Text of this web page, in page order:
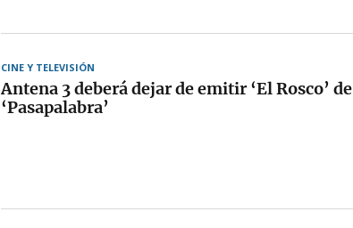
CINE Y TELEVISIÓN
Antena 3 deberá dejar de emitir ‘El Rosco’ de
‘Pasapalabra’